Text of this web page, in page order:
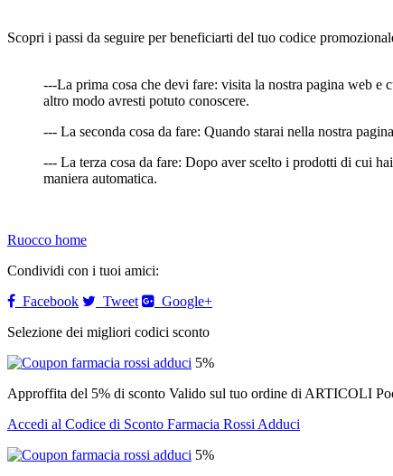
Scopri i passi da seguire per beneficiarti del tuo codice
---La prima cosa che devi fare: visita la nostra pagina web e
altro modo avresti potuto conoscere.
--- La seconda cosa da fare: Quando starai nella nostra
--- La terza cosa da fare: Dopo aver scelto i prodotti di cui
maniera automatica.
Ruocco home
Condividi con i tuoi amici:
Facebook
Tweet
Google+
Selezione dei migliori codici sconto
5%
Approffita del 5% di sconto Valido sul tuo ordine di ARTICOLI
Accedi al Codice di Sconto Farmacia Rossi Adduci
5%